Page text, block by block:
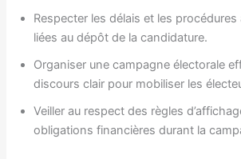
Respecter les délais et les
liées au dépôt de la candidature.
Organiser une campagne électorale
discours clair pour mobiliser les
Veiller au respect des règles
obligations financières durant la